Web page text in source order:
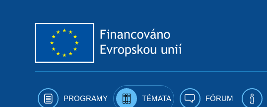
PROGRAMY TÉMATA FÓRUM